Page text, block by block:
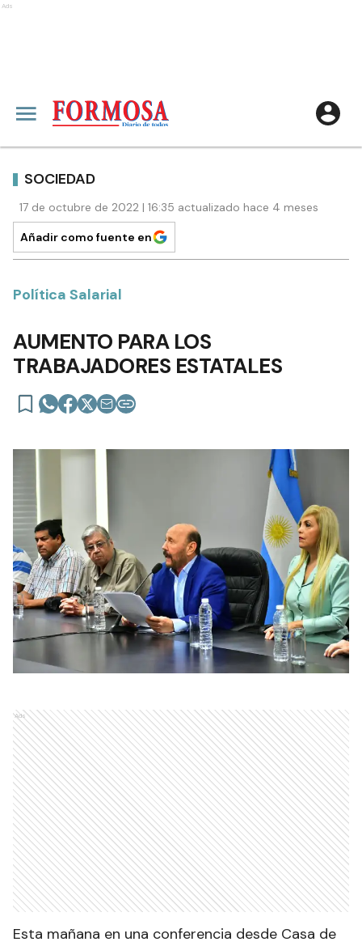
Ads
SOCIEDAD
17 de octubre de 2022 | 16:35 actualizado hace 4 meses
Añadir como fuente en
Política Salarial
AUMENTO PARA LOS
TRABAJADORES ESTATALES
Ads
Esta mañana en una conferencia desde Casa de